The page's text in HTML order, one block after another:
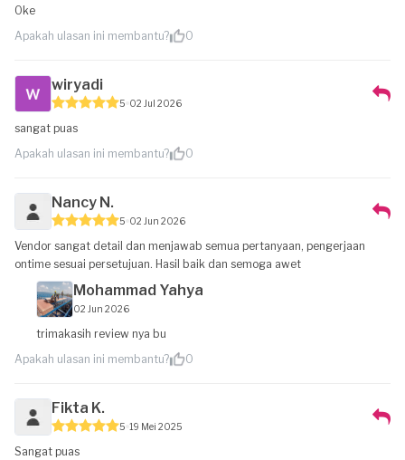
Oke
Apakah ulasan ini membantu?
0
wiryadi
5 02 Jul 2026
sangat puas
Apakah ulasan ini membantu?
0
Nancy N.
5 02 Jun 2026
Vendor sangat detail dan menjawab semua pertanyaan, pengerjaan
ontime sesuai persetujuan. Hasil baik dan semoga awet
Mohammad Yahya
02 Jun 2026
trimakasih review nya bu
Apakah ulasan ini membantu?
0
Fikta K.
5 19 Mei 2025
Sangat puas